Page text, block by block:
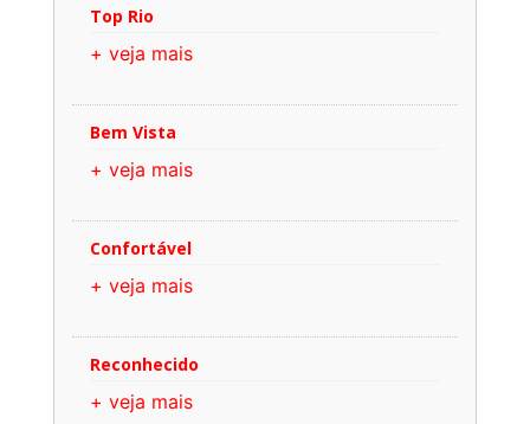
Top Rio
+ veja mais
Bem Vista
+ veja mais
Confortável
+ veja mais
Reconhecido
+ veja mais